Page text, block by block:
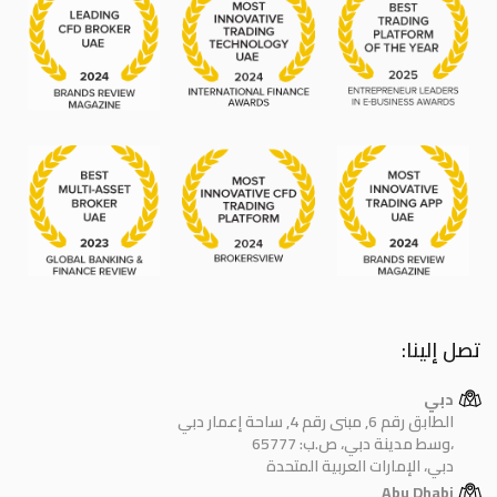
تصل إلينا:
دبي
الطابق رقم 6, مبنى رقم 4, ساحة إعمار دبي
وسط مدينة دبي، ص.ب: 65777،
دبي، الإمارات العربية المتحدة